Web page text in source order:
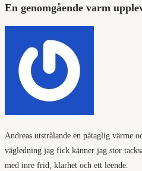
En genomgående varm
Andreas utstrålande en påtaglig värme
vägledning jag fick känner jag stor
med inre frid, klarhet och ett leende.